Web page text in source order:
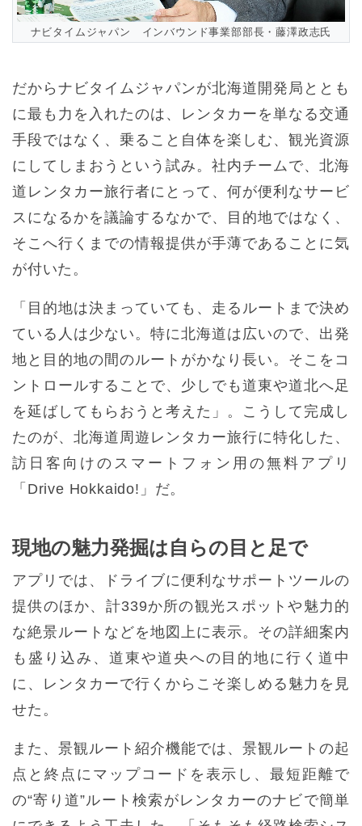
ナビタイムジャパン インバウンド事業部部長・藤澤政志氏
だからナビタイムジャパンが北海道開発局ととも
に最も力を入れたのは、レンタカーを単なる交通
手段ではなく、乗ること自体を楽しむ、観光資源
にしてしまおうという試み。社内チームで、北海
道レンタカー旅行者にとって、何が便利なサービ
スになるかを議論するなかで、目的地ではなく、
そこへ行くまでの情報提供が手薄であることに気
が付いた。
「目的地は決まっていても、走るルートまで決め
ている人は少ない。特に北海道は広いので、出発
地と目的地の間のルートがかなり長い。そこをコ
ントロールすることで、少しでも道東や道北へ足
を延ばしてもらおうと考えた」。こうして完成し
たのが、北海道周遊レンタカー旅行に特化した、
訪日客向けのスマートフォン用の無料アプリ
「Drive Hokkaido!」だ。
現地の魅力発掘は自らの目と足で
アプリでは、ドライブに便利なサポートツールの
提供のほか、計339か所の観光スポットや魅力的
な絶景ルートなどを地図上に表示。その詳細案内
も盛り込み、道東や道央への目的地に行く道中
に、レンタカーで行くからこそ楽しめる魅力を見
せた。
また、景観ルート紹介機能では、景観ルートの起
点と終点にマップコードを表示し、最短距離で
の“寄り道”ルート検索がレンタカーのナビで簡単